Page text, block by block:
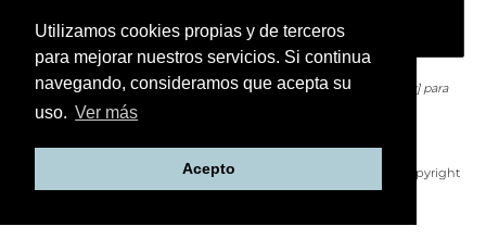
Utilizamos cookies propias y de terceros
para mejorar nuestros servicios. Si continua
navegando, consideramos que acepta su
uso. Ver más
Acepto
¡No hacemos spam! Lee nuestra [link]política de privacidad[/link] para
Adici – Aula digital de la ciudad | Aula digital de la ciudad - Copyright
2026 © - Derechos de autor reservados.